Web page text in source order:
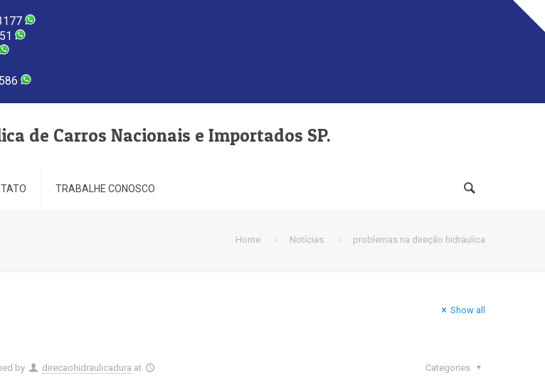
de Carros Nacionais e Importados SP.
TRABALHE CONOSCO
Home Notícias problemas na direção hidraulica
Show all
by direcaohidraulicadura at Categories